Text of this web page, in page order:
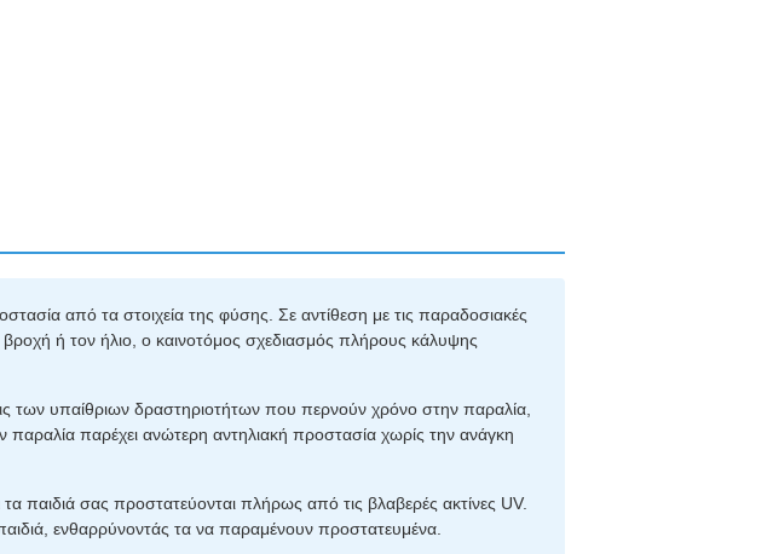
από τα στοιχεία της φύσης. Σε αντίθεση με τις παραδοσιακές
ή τον ήλιο, ο καινοτόμος σχεδιασμός πλήρους κάλυψης
των υπαίθριων δραστηριοτήτων που περνούν χρόνο στην παραλία,
παρέχει ανώτερη αντηλιακή προστασία χωρίς την ανάγκη
παιδιά σας προστατεύονται πλήρως από τις βλαβερές ακτίνες UV.
ενθαρρύνοντάς τα να παραμένουν προστατευμένα.